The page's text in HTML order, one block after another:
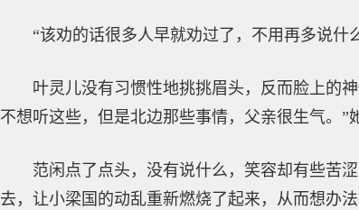
“该劝的话很多人早就劝过了，不用再多说什
叶灵儿没有习惯性地挑挑眉头，反而脸上的
不想听这些，但是北边那些事情，父亲很生气。
范闲点了点头，没有说什么，笑容却有些苦
去，让小梁国的动乱重新燃烧了起来，从而想办